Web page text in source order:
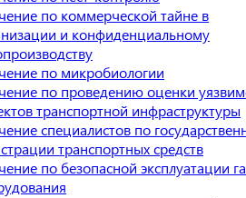
по коммерческой тайне в
и конфиденциальному
по микробиологии
по проведению оценки
транспортной инфраструктуры
специалистов по
транспортных средств
по безопасной эксплуатации